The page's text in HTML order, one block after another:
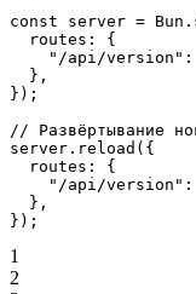
const server = Bun.
  routes: {
    "/api/version"
  },
});
// Развёртывание
server. reload ({
  routes: {
    "/api/version"
  },
});
1
2